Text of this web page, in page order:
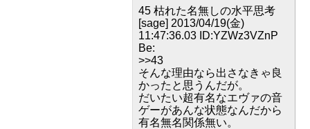
45 枯れた名無しの水平思考
[sage] 2013/04/19(金)
11:47:36.03 ID:YZWz3VZnP
Be:
>>43
そんな理由なら出さなきゃ良
かったと思うんだが。
だいたい超有名なエヴァの音
ゲーがあんな状態なんだから
有名無名関係無い。